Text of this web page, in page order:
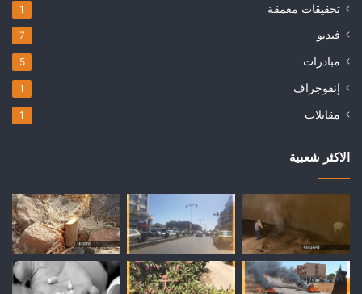
تحقيقات معمقة 1
فيديو 7
مبادرات 5
إنفوجراف 1
مقابلات 1
الاكثر شعبية